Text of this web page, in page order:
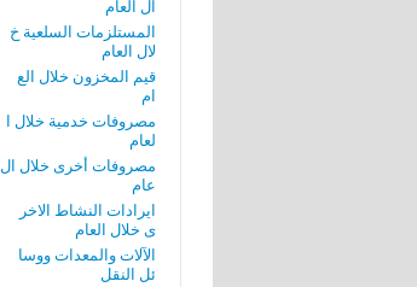
ال العام
المستلزمات السلعية خ
لال العام
قيم المخزون خلال الع
ام
مصروفات خدمية خلال ا
لعام
مصروفات أخرى خلال ال
عام
ايرادات النشاط الاخر
ى خلال العام
الآلات والمعدات ووسا
ئل النقل